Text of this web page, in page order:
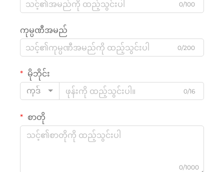
0/100
ကုမ္ပဏီအမည်
0/200
မိုဘိုင်း
ကုဒ်
0/16
စာတို
0/1000